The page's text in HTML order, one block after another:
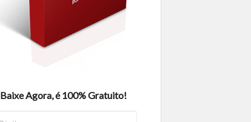
Baixe Agora, é 100% Gratuito!